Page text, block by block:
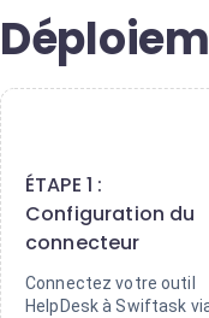
ÉTAPE 1 :
Configuration du
connecteur
Connectez votre outil
HelpDesk à Swiftask